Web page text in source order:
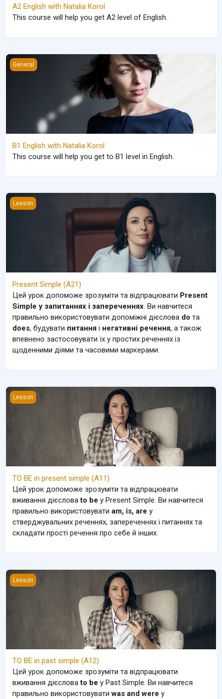
A2 English with Natalia Korol
This course will help you get A2 level of English.
B1 English with Natalia Korol
General
B1 English with Natalia Korol
This course will help you get to B1 level in English.
Present Simple (A21)
Lesson
Present Simple (A21)
Цей урок допоможе зрозуміти та відпрацювати Present
Simple у запитаннях і запереченнях. Ви навчитеся
правильно використовувати допоміжні дієслова do та
does, будувати питання і негативні речення, а також
впевнено застосовувати їх у простих реченнях із
щоденними діями та часовими маркерами.
TO BE in present simple (A11)
Lesson
TO BE in present simple (A11)
Цей урок допоможе зрозуміти та відпрацювати
вживання дієсловаto be у Present Simple. Ви навчитеся
правильно використовувати am, is, are у
стверджувальних реченнях, запереченнях і питаннях та
складати прості речення про себе й інших.
TO BE in past simple (A12)
Lesson
TO BE in past simple (A12)
Цей урок допоможе зрозуміти та відпрацювати
вживання дієсловаto be у Past Simple. Ви навчитеся
правильно використовуватиwas and were у